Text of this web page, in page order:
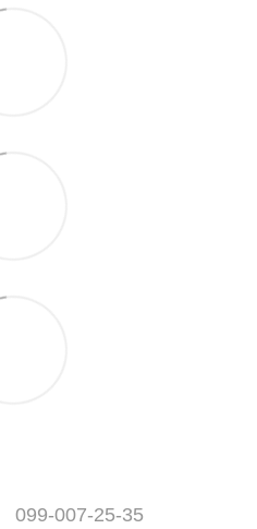
099-007-25-35